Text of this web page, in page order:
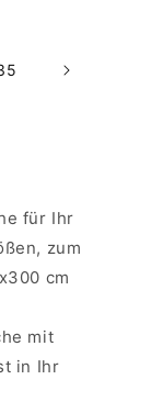
für Ihr
zum
cm
mit
in Ihr